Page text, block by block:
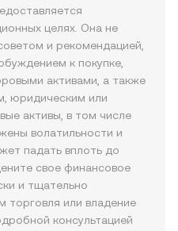
целях. Она не
и рекомендацией,
к покупке,
активами, а также
юридическим или
активы, в том числе
волатильности и
падать вплоть до
свое финансовое
и тщательно
торговля или владение
консультацией